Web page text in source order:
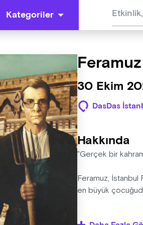
Kategoriler
30 Ekim
DasDas
Hakkında
"Gerçek bir
Feramuz,
en büyük